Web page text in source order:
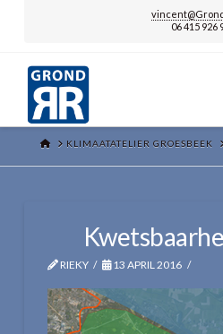
06 415 926
HOMEKLIMAATATELIER GROESBEEK
RIEKY 13 APRIL 2016